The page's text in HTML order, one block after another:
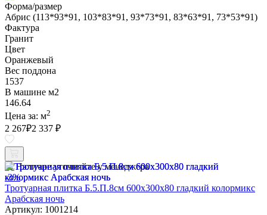
Форма/размер
Абрис (113*93*91, 103*83*91, 93*73*91, 83*63*91, 73*53*91)
Фактура
Гранит
Цвет
Оранжевый
Вес поддона
1537
В машине м2
146.64
Цена за: м2
2 267₽2 337 ₽
Наличие уточняйте у менеджера
-3%
Тротуарная плитка Б.5.П.8см 600х300х80 гладкий колормикс
Арабская ночь
Артикул: 1001214